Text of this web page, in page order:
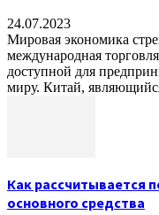
24.07.2023
Мировая экономика
международная
доступной для
миру. Китай,
Как рассчитывается
основного средства